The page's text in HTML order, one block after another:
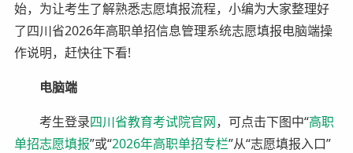
始，为让考生了解熟悉志愿填报流程，小编为大家整理好
了四川省2026年高职单招信息管理系统志愿填报电脑端操
作说明，赶快往下看!
电脑端
考生登录四川省教育考试院官网，可点击下图中“高职
单招志愿填报”或“2026年高职单招专栏”从“志愿填报入口”